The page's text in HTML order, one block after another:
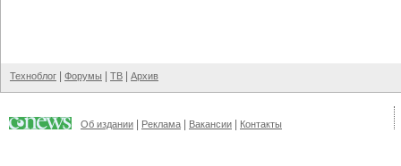
Техноблог Форумы ТВ Архив
Об издании Реклама Вакансии Контакты